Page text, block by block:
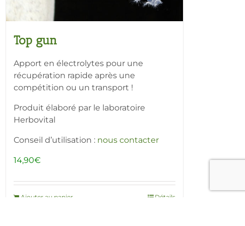
Top gun
Apport en électrolytes pour une
récupération rapide après une
compétition ou un transport !
Produit élaboré par le laboratoire
Herbovital
Conseil d’utilisation : nous contacter
14,90€
Ajouter au panier Détails